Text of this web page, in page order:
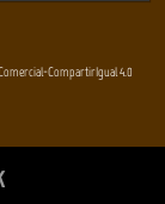
CompartirIgual 4.0